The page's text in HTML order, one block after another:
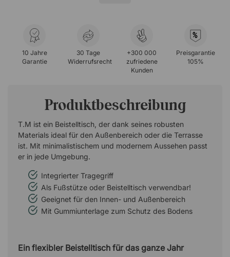
10 Jahre
Garantie
30 Tage
Widerrufsrecht
+300 000
zufriedene
Kunden
%
Preisgarantie
105%
Produktbeschreibung
T.M ist ein Beistelltisch, der dank seines robusten
Materials ideal für den Außenbereich oder die Terrasse
ist. Mit minimalistischem und modernem Aussehen passt
er in jede Umgebung.
Integrierter Tragegriff
Als Fußstütze oder Beistelltisch verwendbar!
Geeignet für den Innen- und Außenbereich
Mit Gummiunterlage zum Schutz des Bodens
Ein flexibler Beistelltisch für das ganze Jahr